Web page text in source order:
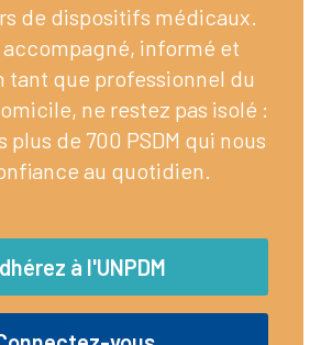
de dispositifs médicaux.
informé et
tant que professionnel du
ne restez pas isolé :
plus de 700 PSDM qui nous
au quotidien.
à l'UNPDM